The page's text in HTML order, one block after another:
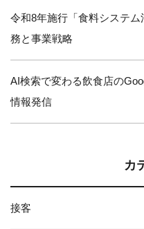
令和8年施行「食料システ
務と事業戦略
AI検索で変わる飲食店の
情報発信
カ
接客